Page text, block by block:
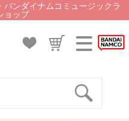
ンダイナムコミュージックラ
ョップ